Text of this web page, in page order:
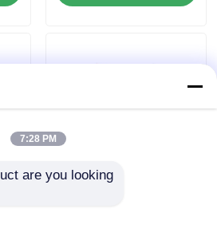
7:28 PM
are you looking